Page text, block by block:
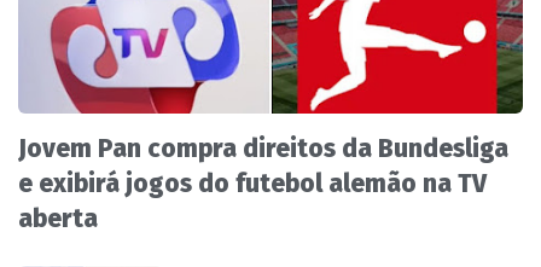
Jovem Pan compra direitos da Bundesliga
e exibirá jogos do futebol alemão na TV
aberta